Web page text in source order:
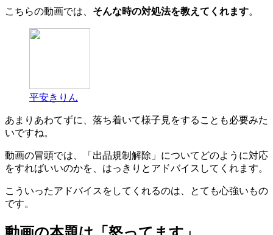
こちらの動画では、 そんな時の対処法を教えてくれます。
平安きりん
あまりあわてずに、落ち着いて様子見をすることも必要みた
いですね。
動画の冒頭では、「出品規制解除」についてどのように対応
をすればいいのかを、はっきりとアドバイスしてくれます。
こういったアドバイスをしてくれるのは、とても心強いもの
です。